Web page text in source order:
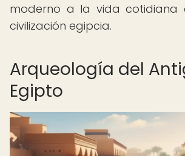
moderno a la vida cotidiana
civilización egipcia.
Arqueología del
Egipto